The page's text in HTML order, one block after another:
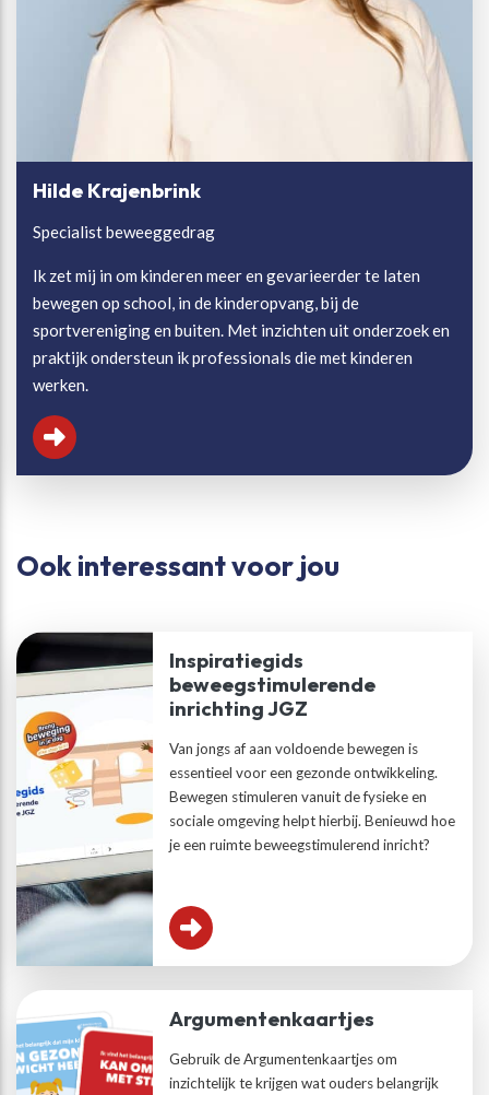
Hilde Krajenbrink
Specialist beweeggedrag
Ik zet mij in om kinderen meer en gevarieerder te laten
bewegen op school, in de kinderopvang, bij de
sportvereniging en buiten. Met inzichten uit onderzoek en
praktijk ondersteun ik professionals die met kinderen
werken.
Ook interessant voor jou
Inspiratiegids
beweegstimulerende
inrichting JGZ
Van jongs af aan voldoende bewegen is
essentieel voor een gezonde ontwikkeling.
Bewegen stimuleren vanuit de fysieke en
sociale omgeving helpt hierbij. Benieuwd hoe
je een ruimte beweegstimulerend inricht?
Argumentenkaartjes
Gebruik de Argumentenkaartjes om
inzichtelijk te krijgen wat ouders belangrijk